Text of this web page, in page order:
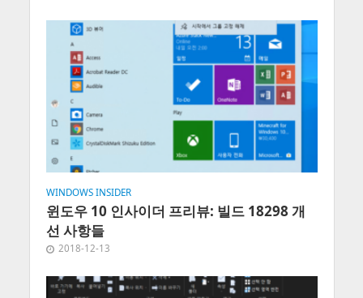
WINDOWS INSIDER
윈도우 10 인사이더 프리뷰: 빌드 18298 개
선 사항들
2018-12-13